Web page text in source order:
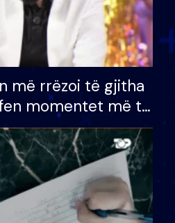
më rrëzoi të gjitha
momentet më të
e BB VIP: Do më
kur…